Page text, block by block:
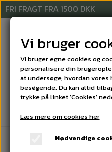
FRI FRAGT FRA 1500 DKK
Vi bruger
Vi bruger egne cookies og
personalisere din
at undersøge, hvordan
besøgende. Du kan altid
trykke på linket 'Cookies'
Læs mere om cookies her
Nødvendige